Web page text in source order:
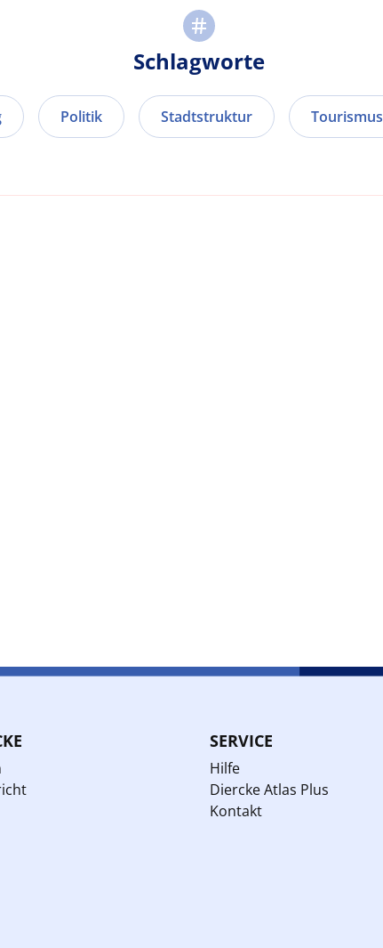
Schlagworte
Politik Stadtstruktur Tourismus
SERVICE
Hilfe
Diercke Atlas Plus
Kontakt